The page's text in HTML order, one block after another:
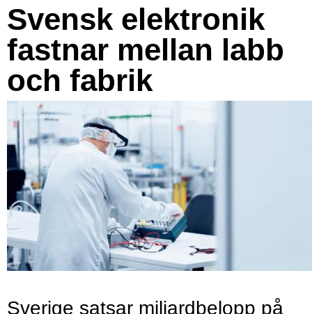
Svensk elektronik
fastnar mellan labb
och fabrik
Sverige satsar miljardbelopp på